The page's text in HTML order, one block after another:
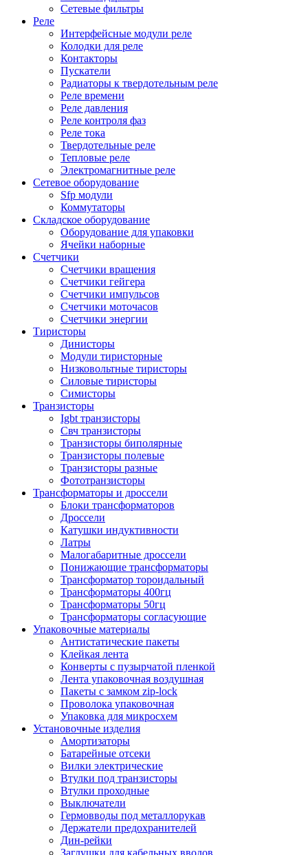
Сетевые фильтры
Реле
Интерфейсные модули реле
Колодки для реле
Контакторы
Пускатели
Радиаторы к твердотельным реле
Реле времени
Реле давления
Реле контроля фаз
Реле тока
Твердотельные реле
Тепловые реле
Электромагнитные реле
Сетевое оборудование
Sfp модули
Коммутаторы
Складское оборудование
Оборудование для упаковки
Ячейки наборные
Счетчики
Счетчики вращения
Счетчики гейгера
Счетчики импульсов
Счетчики моточасов
Счетчики энергии
Тиристоры
Динисторы
Модули тиристорные
Низковольтные тиристоры
Силовые тиристоры
Симисторы
Транзисторы
Igbt транзисторы
Свч транзисторы
Транзисторы биполярные
Транзисторы полевые
Транзисторы разные
Фототранзисторы
Трансформаторы и дроссели
Блоки трансформаторов
Дроссели
Катушки индуктивности
Латры
Малогабаритные дроссели
Понижающие трансформаторы
Трансформатор тороидальный
Трансформаторы 400гц
Трансформаторы 50гц
Трансформаторы согласующие
Упаковочные материалы
Антистатические пакеты
Клейкая лента
Конверты с пузырчатой пленкой
Лента упаковочная воздушная
Пакеты с замком zip-lock
Проволока упаковочная
Упаковка для микросхем
Установочные изделия
Амортизаторы
Батарейные отсеки
Вилки электрические
Втулки под транзисторы
Втулки проходные
Выключатели
Гермовводы под металлорукав
Держатели предохранителей
Дин-рейки
Заглушки для кабельных вводов